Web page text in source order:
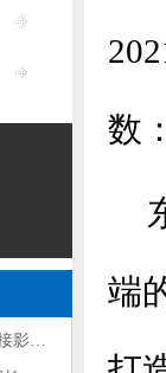
车间主任管理水平将直接影响东莞注塑件
数：
端